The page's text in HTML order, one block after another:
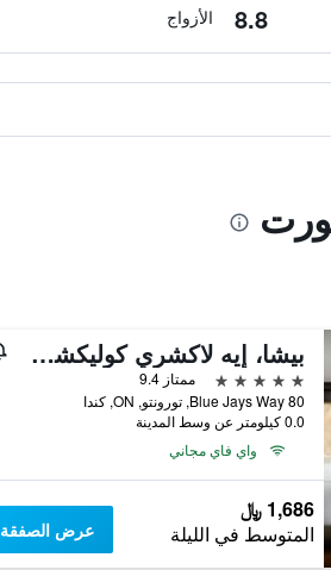
8.8 الأزواج
بيشا، إيه لاكشري كوليكشن هوتل تورونتو
5 نجوم
ممتاز 9.4
80 Blue Jays Way, تورونتو, ON, كندا
0.0 كيلومتر عن وسط المدينة
واي فاي مجاني
1,686 ﷼
المتوسط في الليلة عرض الصفقة